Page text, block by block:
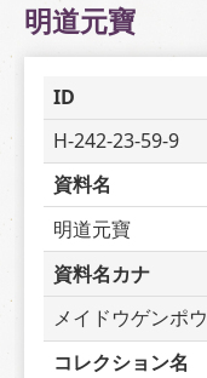
明道元寶
ID
H-242-23-59-9
資料名
明道元寶
資料名カナ
メイドウゲンポウ
コレクション名